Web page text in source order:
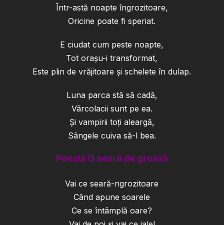
Într-astă noapte îngrozitoare,
Oricine poate fi speriat.
E ciudat cum peste noapte,
Tot orașu-i transformat,
Este plin de vrăjitoare și schelete în dulap.
Luna parca stă să cadă,
Vârcolacii sunt pe ea.
Și vampirii toți aleargă,
Sângele cuiva să-l bea.
Poezia O seară de groază
Vai ce seară-ngrozitoare
Când apune soarele
Ce se întâmplă oare?